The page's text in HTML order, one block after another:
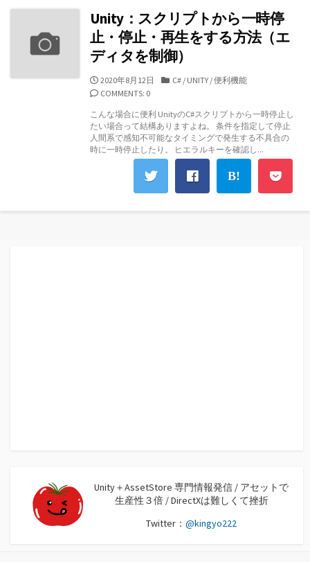
Unity：スクリプトから一時停
止・停止・再生をする方法（エ
ディタを制御）
公
開
2020年8月12日
カ
リ
ー
C#/ UNITY/便利機能
COMMENTS: 0
こんな場合に便利 UnityのC#スクリプトから一時停止し
たい場合って結構ありますよね。 条件を指定して停止
人間系で感知不可能なタイミングで発生する不具合の
時に一時停止したり。 ヒエラルキーを確認し...
Unity＋AssetStore 専門情報発信 / アセットで
生産性３倍 / DirectXは難しくて挫折
Twitter： @kingyo222